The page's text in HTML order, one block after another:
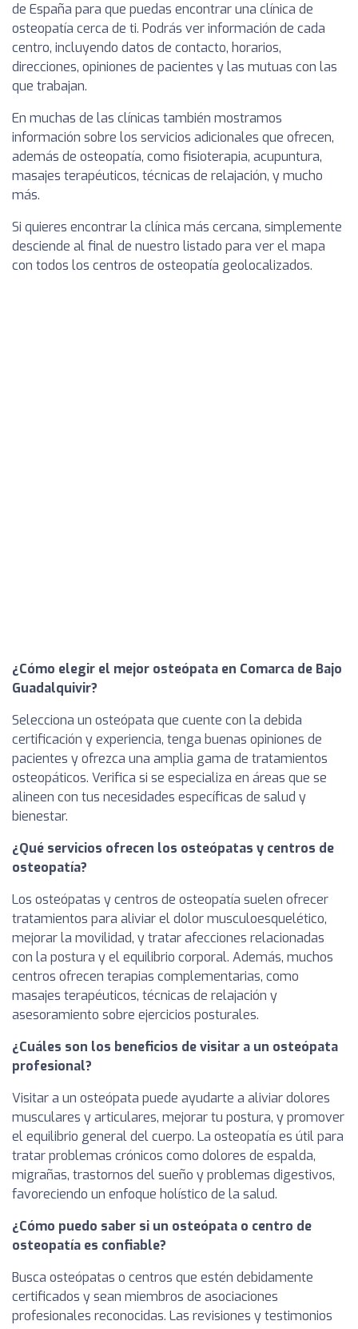
de España para que puedas encontrar una clínica de
osteopatía cerca de ti. Podrás ver información de cada
centro, incluyendo datos de contacto, horarios,
direcciones, opiniones de pacientes y las mutuas con las
que trabajan.
En muchas de las clínicas también mostramos
información sobre los servicios adicionales que ofrecen,
además de osteopatía, como fisioterapia, acupuntura,
masajes terapéuticos, técnicas de relajación, y mucho
más.
Si quieres encontrar la clínica más cercana, simplemente
desciende al final de nuestro listado para ver el mapa
con todos los centros de osteopatía geolocalizados.
¿Cómo elegir el mejor osteópata en Comarca de Bajo
Guadalquivir?
Selecciona un osteópata que cuente con la debida
certificación y experiencia, tenga buenas opiniones de
pacientes y ofrezca una amplia gama de tratamientos
osteopáticos. Verifica si se especializa en áreas que se
alineen con tus necesidades específicas de salud y
bienestar.
¿Qué servicios ofrecen los osteópatas y centros de
osteopatía?
Los osteópatas y centros de osteopatía suelen ofrecer
tratamientos para aliviar el dolor musculoesquelético,
mejorar la movilidad, y tratar afecciones relacionadas
con la postura y el equilibrio corporal. Además, muchos
centros ofrecen terapias complementarias, como
masajes terapéuticos, técnicas de relajación y
asesoramiento sobre ejercicios posturales.
¿Cuáles son los beneficios de visitar a un osteópata
profesional?
Visitar a un osteópata puede ayudarte a aliviar dolores
musculares y articulares, mejorar tu postura, y promover
el equilibrio general del cuerpo. La osteopatía es útil para
tratar problemas crónicos como dolores de espalda,
migrañas, trastornos del sueño y problemas digestivos,
favoreciendo un enfoque holístico de la salud.
¿Cómo puedo saber si un osteópata o centro de
osteopatía es confiable?
Busca osteópatas o centros que estén debidamente
certificados y sean miembros de asociaciones
profesionales reconocidas. Las revisiones y testimonios